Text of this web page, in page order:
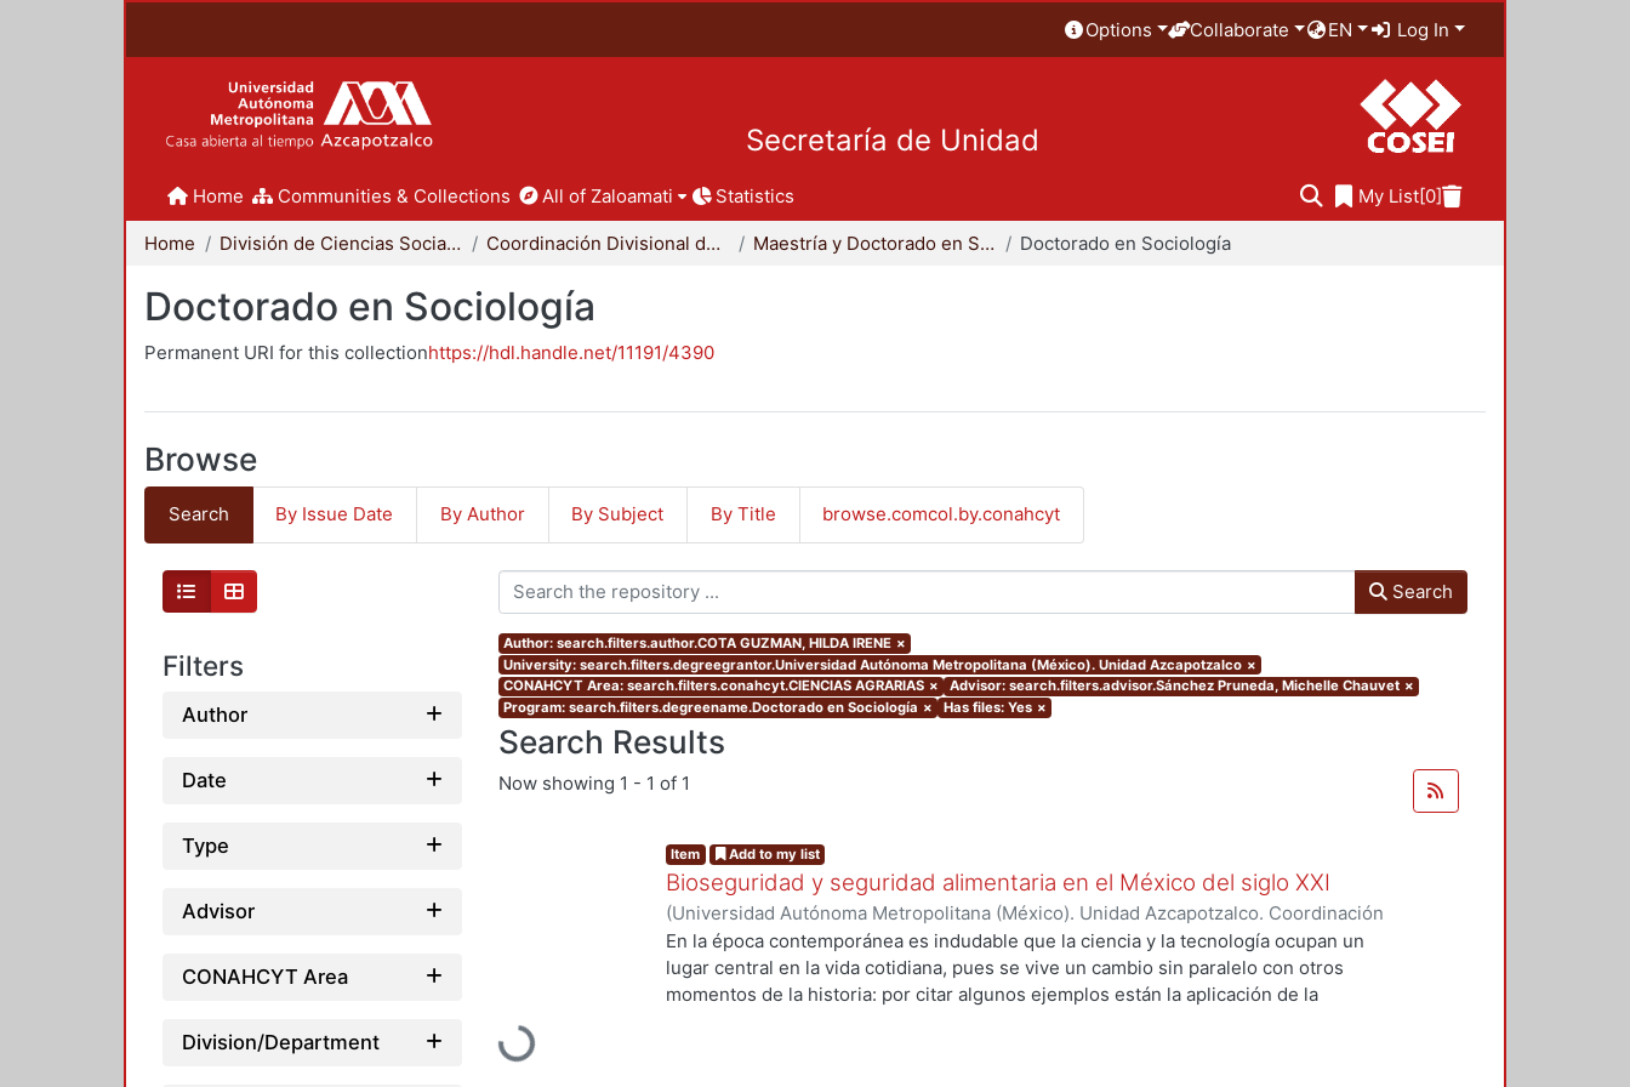
Options Collaborate EN Log In
Secretaría de Unidad
Home Communities & Collections All of Zaloamati Statistics My List[0]
Home División de Ciencias Sociales y Humanidades Coordinación Divisional de Posgrado Maestría y Doctorado en Sociología Doctorado en Sociología
Doctorado en Sociología
Permanent URI for this collectionhttps://hdl.handle.net/11191/4390
Browse
Search By Issue Date By Author By Subject By Title browse.comcol.by.conahcyt
Filters
Author
Date
Type
Advisor
CONAHCYT Area
Division/Department
Search
Author: search.filters.author.COTA GUZMAN, HILDA IRENE ×
University: search.filters.degreegrantor.Universidad Autónoma Metropolitana (México). Unidad Azcapotzalco ×
CONAHCYT Area: search.filters.conahcyt.CIENCIAS AGRARIAS × Advisor: search.filters.advisor.Sánchez Pruneda, Michelle Chauvet ×
Program: search.filters.degreename.Doctorado en Sociología × Has files: Yes ×
Search Results
Now showing 1 - 1 of 1
Loading...
Item Add to my list
Bioseguridad y seguridad alimentaria en el México del siglo XXI
(Universidad Autónoma Metropolitana (México). Unidad Azcapotzalco. Coordinación
de Servicios de Información.,2010-11-12)COTA GUZMAN, HILDA IRENE
En la época contemporánea es indudable que la ciencia y la tecnología ocupan un
lugar central en la vida cotidiana, pues se vive un cambio sin paralelo con otros
momentos de la historia: por citar algunos ejemplos están la aplicación de la